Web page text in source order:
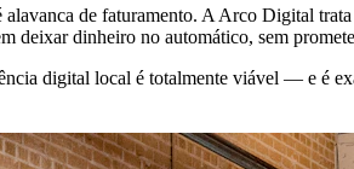
de faturamento. A Arco Digital
deixar dinheiro no automático, sem
digital local é totalmente viável — e é